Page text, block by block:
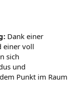
Dank einer
einer voll
sich
und
Punkt im Raum